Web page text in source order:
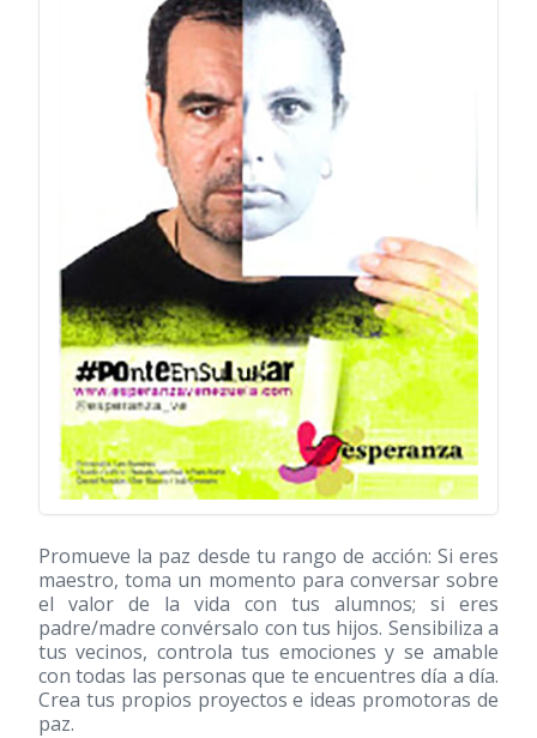
Promueve la paz desde tu rango de acción: Si eres
maestro, toma un momento para conversar sobre
el valor de la vida con tus alumnos; si eres
padre/madre convérsalo con tus hijos. Sensibiliza a
tus vecinos, controla tus emociones y se amable
con todas las personas que te encuentres día a día.
Crea tus propios proyectos e ideas promotoras de
paz.